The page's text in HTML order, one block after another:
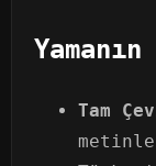
Tam